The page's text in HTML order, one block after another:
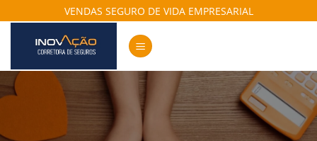
to
content
VENDAS SEGURO DE VIDA EMPRESARIAL